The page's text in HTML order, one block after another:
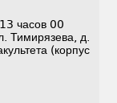
часов 00
Тимирязева, д.
(корпус